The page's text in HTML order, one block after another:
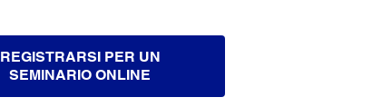
REGISTRARSI PER UN
SEMINARIO ONLINE